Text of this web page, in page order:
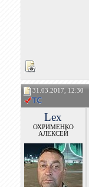
31.03.2017, 12:30
Lex
ОХРИМЕНКО
АЛЕКСЕЙ